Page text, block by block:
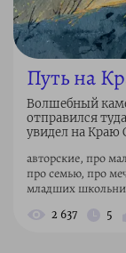
Путь на
Волшебный
отправился
увидел на Краю
авторские, про
про семью, про
младших
2 637 5